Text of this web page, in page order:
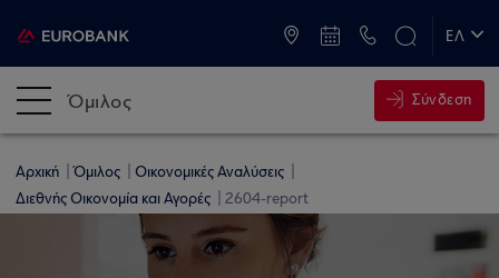
ΕΛ
Όμιλος Σύνδεση
Αρχική Όμιλος
Οικονομικές Αναλύσεις
Διεθνής Οικονομία και Αγορές
2604-report